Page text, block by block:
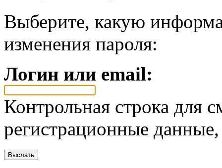
Выберите, какую
изменения пароля:
Логин или email:
Контрольная строка для
регистрационные